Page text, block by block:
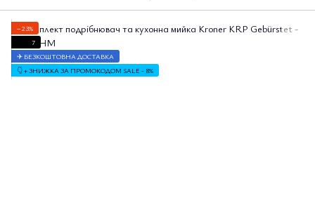
−23%
7
✈ БЕЗКОШТОВНА ДОСТАВКА
👇 + ЗНИЖКА ЗА ПРОМОКОДОМ SALE - 8%